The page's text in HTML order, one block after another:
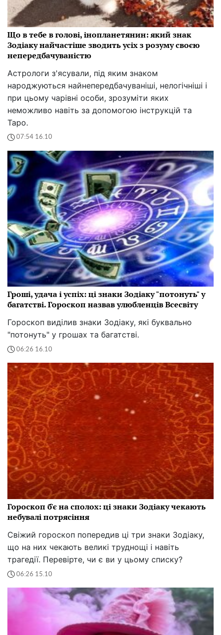
Що в тебе в голові, інопланетянин: який знак
Зодіаку найчастіше зводить усіх з розуму своєю
непередбачуваністю
Астрологи з'ясували, під яким знаком
народжуються найнепередбачуваніші, нелогічніші і
при цьому чарівні особи, зрозуміти яких
неможливо навіть за допомогою інструкцій та
Таро.
07:54 16.10
Гроші, удача і успіх: ці знаки Зодіаку "потонуть" у
багатстві. Гороскоп назвав улюбленців Всесвіту
Гороскоп виділив знаки Зодіаку, які буквально
"потонуть" у грошах та багатстві.
06:26 16.10
Гороскоп б'є на сполох: ці знаки Зодіаку чекають
небувалі потрясіння
Свіжий гороскоп попередив ці три знаки Зодіаку,
що на них чекають великі труднощі і навіть
трагедії. Перевірте, чи є ви у цьому списку?
06:26 15.10